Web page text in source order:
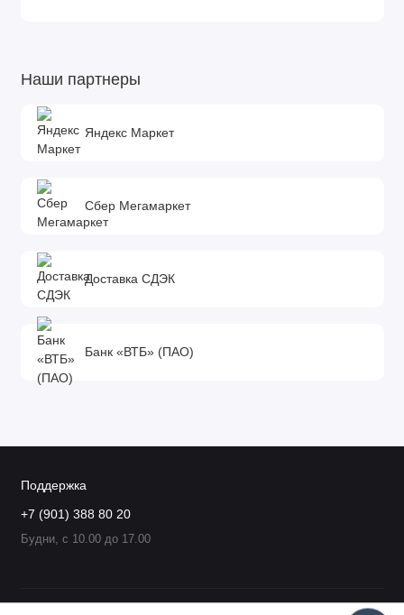
Наши партнеры
Яндекс Маркет
Сбер Мегамаркет
Доставка СДЭК
Банк «ВТБ» (ПАО)
Поддержка
+7 (901) 388 80 20
Будни, с 10.00 до 17.00